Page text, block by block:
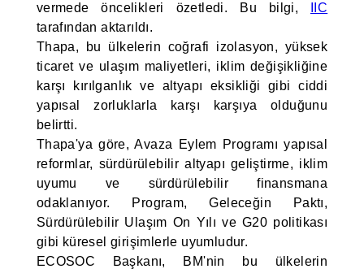
vermede öncelikleri özetledi. Bu bilgi,
IIC
tarafından aktarıldı.
Thapa, bu ülkelerin coğrafi izolasyon, yüksek
ticaret ve ulaşım maliyetleri, iklim değişikliğine
karşı kırılganlık ve altyapı eksikliği gibi ciddi
yapısal zorluklarla karşı karşıya olduğunu
belirtti.
Thapa'ya göre, Avaza Eylem Programı yapısal
reformlar, sürdürülebilir altyapı geliştirme, iklim
uyumu ve sürdürülebilir finansmana
odaklanıyor. Program, Geleceğin Paktı,
Sürdürülebilir Ulaşım On Yılı ve G20 politikası
gibi küresel girişimlerle uyumludur.
ECOSOC Başkanı, BM'nin bu ülkelerin